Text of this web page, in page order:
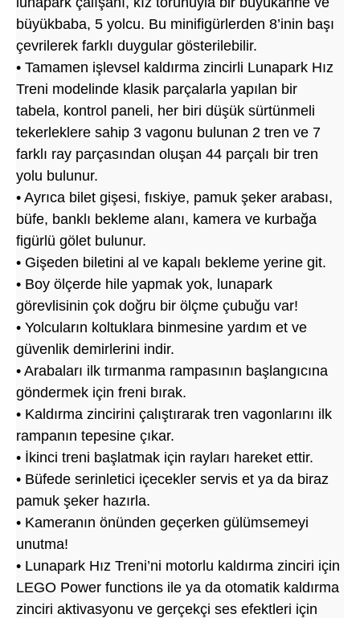
büyükbaba, 5 yolcu. Bu minifigürlerden 8’inin başı
çevrilerek farklı duygular gösterilebilir.
• Tamamen işlevsel kaldırma zincirli Lunapark Hız
Treni modelinde klasik parçalarla yapılan bir
tabela, kontrol paneli, her biri düşük sürtünmeli
tekerleklere sahip 3 vagonu bulunan 2 tren ve 7
farklı ray parçasından oluşan 44 parçalı bir tren
yolu bulunur.
• Ayrıca bilet gişesi, fıskiye, pamuk şeker arabası,
büfe, banklı bekleme alanı, kamera ve kurbağa
figürlü gölet bulunur.
• Gişeden biletini al ve kapalı bekleme yerine git.
• Boy ölçerde hile yapmak yok, lunapark
görevlisinin çok doğru bir ölçme çubuğu var!
• Yolcuların koltuklara binmesine yardım et ve
güvenlik demirlerini indir.
• Arabaları ilk tırmanma rampasının başlangıcına
göndermek için freni bırak.
• Kaldırma zincirini çalıştırarak tren vagonlarını ilk
rampanın tepesine çıkar.
• İkinci treni başlatmak için rayları hareket ettir.
• Büfede serinletici içecekler servis et ya da biraz
pamuk şeker hazırla.
• Kameranın önünden geçerken gülümsemeyi
unutma!
• Lunapark Hız Treni’ni motorlu kaldırma zinciri için
LEGO Power functions ile ya da otomatik kaldırma
zinciri aktivasyonu ve gerçekçi ses efektleri için